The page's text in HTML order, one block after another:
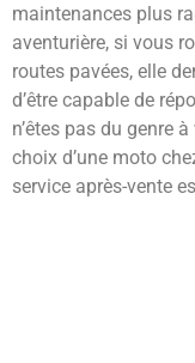
maintenances plus
aventurière, si vous
routes pavées, elle
d’être capable de
n’êtes pas du genre
choix d’une moto
service après-vente